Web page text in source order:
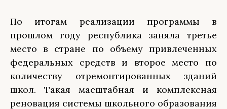
По итогам реализации программы в
прошлом году республика заняла третье
место в стране по объему привлеченных
федеральных средств и второе место по
количеству отремонтированных зданий
школ. Такая масштабная и комплексная
реновация системы школьного образования